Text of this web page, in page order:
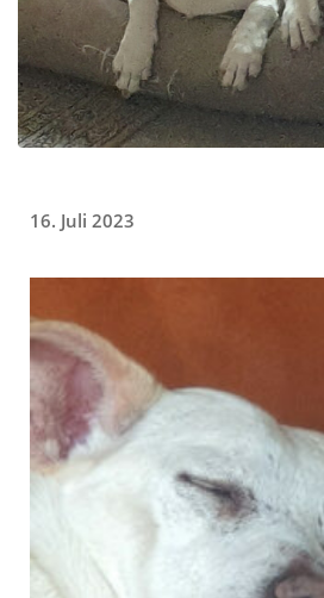
16. Juli 2023